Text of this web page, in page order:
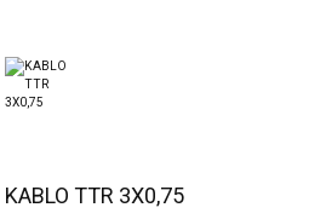
KABLO TTR 3X0,75